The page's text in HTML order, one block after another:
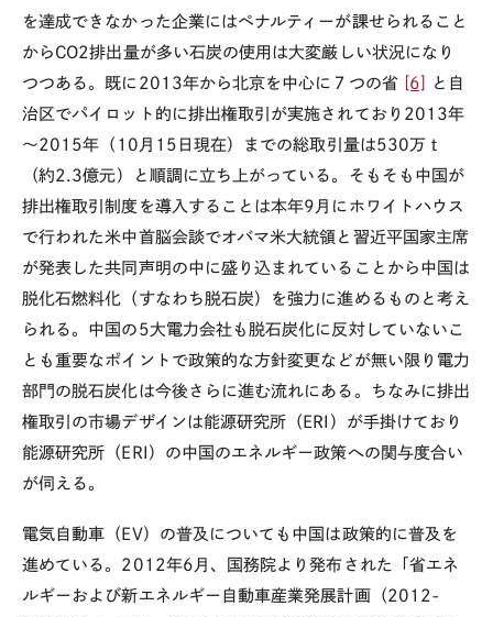
を達成できなかった企業にはペナルティーが課せられること
からCO2排出量が多い石炭の使用は大変厳しい状況になり
つつある。既に2013年から北京を中心に７つの省 [6]
と自
治区でパイロット的に排出権取引が実施されており2013年
～2015年（10月15日現在）までの総取引量は530万ｔ
（約2.3億元）と順調に立ち上がっている。そもそも中国が
排出権取引制度を導入することは本年9月にホワイトハウス
で行われた米中首脳会談でオバマ米大統領と習近平国家主席
が発表した共同声明の中に盛り込まれていることから中国は
脱化石燃料化（すなわち脱石炭）を強力に進めるものと考え
られる。中国の5大電力会社も脱石炭化に反対していないこ
とも重要なポイントで政策的な方針変更などが無い限り電力
部門の脱石炭化は今後さらに進む流れにある。ちなみに排出
権取引の市場デザインは能源研究所（ERI）が手掛けており
能源研究所（ERI）の中国のエネルギー政策への関与度合い
が伺える。
電気自動車（EV）の普及についても中国は政策的に普及を
進めている。2012年6月、国務院より発布された「省エネ
ルギーおよび新エネルギー自動車産業発展計画（2012-